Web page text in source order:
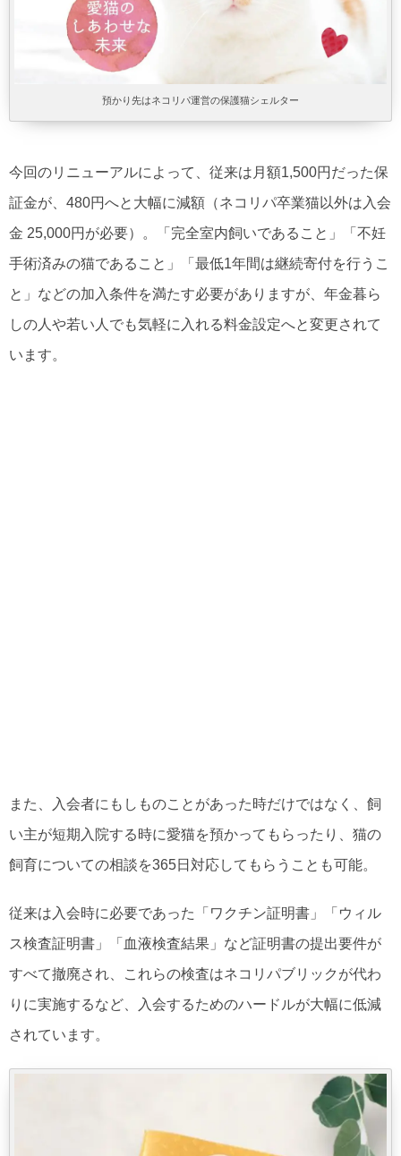
預かり先はネコリパ運営の保護猫シェルター
今回のリニューアルによって、従来は月額1,500円だった保
証金が、480円へと大幅に減額（ネコリパ卒業猫以外は入会
金 25,000円が必要）。「完全室内飼いであること」「不妊
手術済みの猫であること」「最低1年間は継続寄付を行うこ
と」などの加入条件を満たす必要がありますが、年金暮ら
しの人や若い人でも気軽に入れる料金設定へと変更されて
います。
また、入会者にもしものことがあった時だけではなく、飼
い主が短期入院する時に愛猫を預かってもらったり、猫の
飼育についての相談を365日対応してもらうことも可能。
従来は入会時に必要であった「ワクチン証明書」「ウィル
ス検査証明書」「血液検査結果」など証明書の提出要件が
すべて撤廃され、これらの検査はネコリパブリックが代わ
りに実施するなど、入会するためのハードルが大幅に低減
されています。